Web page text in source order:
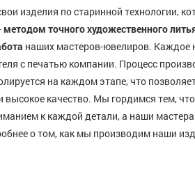
изделия по старинной технологии,
методом точного художественного
наших мастеров-ювелиров. Каждое
с печатью компании. Процесс
на каждом этапе, что
высокое качество. Мы гордимся тем,
к каждой детали, а наши
о том, как мы производим наши